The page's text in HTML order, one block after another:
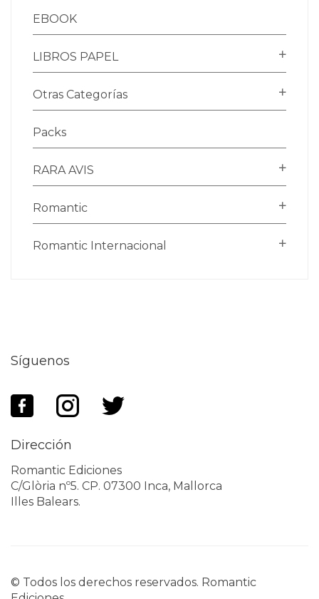
EBOOK
LIBROS PAPEL
Otras Categorías
Packs
RARA AVIS
Romantic
Romantic Internacional
Síguenos
Dirección
Romantic Ediciones
C/Glòria nº5. CP. 07300 Inca, Mallorca
Illes Balears.
© Todos los derechos reservados. Romantic